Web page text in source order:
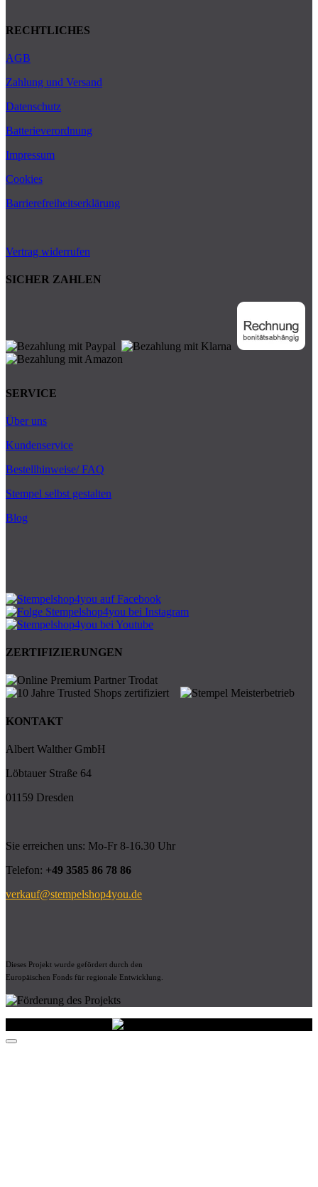
RECHTLICHES
AGB
Zahlung und Versand
Datenschutz
Batterieverordnung
Impressum
Cookies
Barrierefreiheitserklärung
Vertrag widerrufen
SICHER ZAHLEN
SERVICE
Über uns
Kundenservice
Bestellhinweise/ FAQ
Stempel selbst gestalten
Blog
ZERTIFIZIERUNGEN
KONTAKT
Albert Walther GmbH
Löbtauer Straße 64
01159 Dresden
Sie erreichen uns: Mo-Fr 8-16.30 Uhr
Telefon: +49 3585 86 78 86
verkauf@stempelshop4you.de
Dieses Projekt wurde gefördert durch den
Europäischen Fonds für regionale Entwicklung.